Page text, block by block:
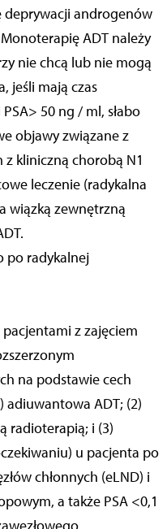
deprywacji androgenów
ADT należy
nie chcą lub nie mogą
jeśli mają czas
50 ng / ml, słabo
objawy związane z
kliniczną chorobą N1
leczenie (radykalna
wiązką zewnętrzną
po radykalnej
z zajęciem
na podstawie cech
adiuwantowa ADT; (2)
radioterapią; i (3)
u pacjenta po
chłonnych (eLND) i
a także PSA <0,1